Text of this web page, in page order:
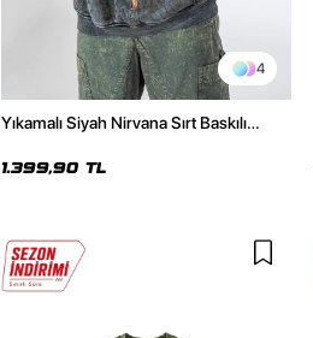
4
Yıkamalı Siyah Nirvana Sırt Baskılı
1.399,90 TL